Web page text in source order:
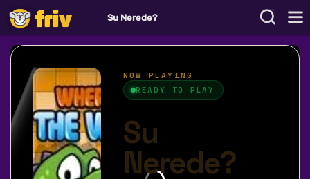
Su Nerede?